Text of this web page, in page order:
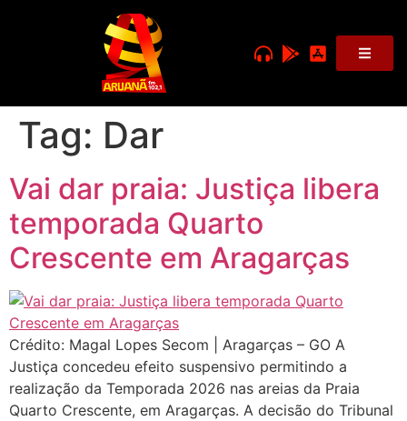
Tag: Dar
Vai dar praia: Justiça libera
temporada Quarto
Crescente em Aragarças
Crédito: Magal Lopes Secom | Aragarças – GO A
Justiça concedeu efeito suspensivo permitindo a
realização da Temporada 2026 nas areias da Praia
Quarto Crescente, em Aragarças. A decisão do Tribunal